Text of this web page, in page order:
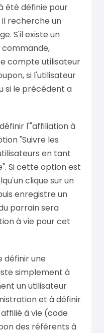
été définie pour
recherche un
S'il existe un
compte utilisateur
si l'utilisateur
si le précédent a
l'"affiliation à
"Suivre les
en tant
Si cette option est
clique sur un
enregistre un
parrain sera
à vie pour cet
définir une
simplement à
un utilisateur
et à définir
à vie (code
des référents à